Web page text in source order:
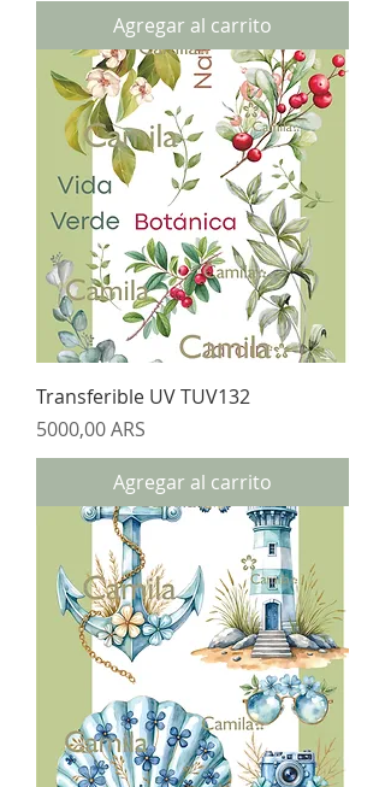
Agregar al carrito
Transferible UV TUV132
Precio
5000,00 ARS
Agregar al carrito